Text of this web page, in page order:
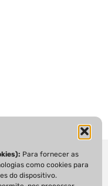
Para fornecer as
como cookies para
do dispositivo.